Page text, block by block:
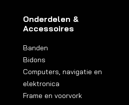
Onderdelen &
Accessoires
Banden
Bidons
Computers, navigatie en
elektronica
Frame en voorvork